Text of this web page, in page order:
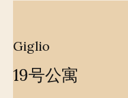
Giglio
19号公寓